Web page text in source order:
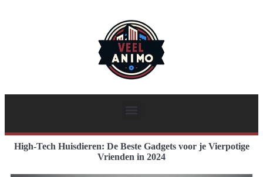
High-Tech Huisdieren: De Beste Gadgets voor je Vierpotige
Vrienden in 2024